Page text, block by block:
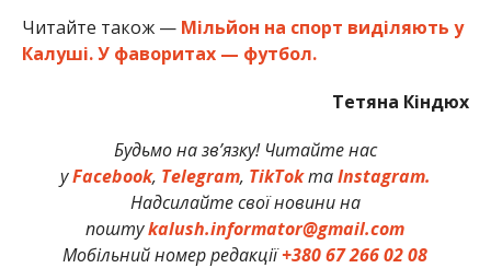
Читайте також — Мільйон на спорт виділяють у
Калуші. У фаворитах — футбол.
Тетяна Кіндюх
Будьмо на зв’язку! Читайте нас
уFacebook, Telegram, TikTokтаInstagram.
Надсилайте свої новини на
поштуkalush.informator@gmail.com
Мобільний номер редакції+380 67 266 02 08